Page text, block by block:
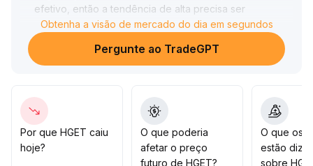
efetivo, então a tendência de alta precisa ser
confirmada.
Recomenda-se aos investidores prestar atenção à
resistência crucial na faixa de 0,85-0,92, combinada
O alvo de alta é 1,05; caso o preço caia abaixo de
0,76, realize o stop loss imediatamente e siga
rigorosamente o controle de risco.
Obtenha a visão de mercado do dia em segundos
Pergunte ao TradeGPT
Por que HGET caiu
hoje?
O que poderia
afetar o preço
futuro de HGET?
O que os
estão
sobre